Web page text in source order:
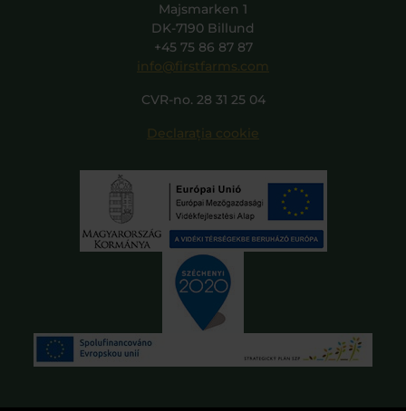
Majsmarken 1
DK-7190 Billund
+45 75 86 87 87
info@firstfarms.com
CVR-no. 28 31 25 04
Declarația cookie